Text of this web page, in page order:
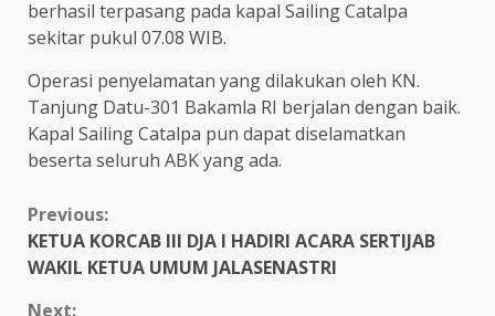
berhasil terpasang pada kapal Sailing Catalpa
sekitar pukul 07.08 WIB.
Operasi penyelamatan yang dilakukan oleh KN.
Tanjung Datu-301 Bakamla RI berjalan dengan baik.
Kapal Sailing Catalpa pun dapat diselamatkan
beserta seluruh ABK yang ada.
Continue
Reading
Previous:
KETUA KORCAB III DJA I HADIRI ACARA SERTIJAB
WAKIL KETUA UMUM JALASENASTRI
Next: